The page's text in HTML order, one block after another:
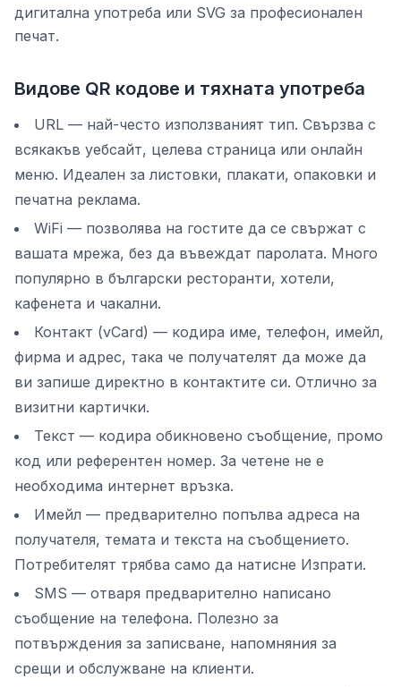
дигитална употреба или SVG за професионален
печат.
Видове QR кодове и тяхната употреба
URL — най-често използваният тип. Свързва с
всякакъв уебсайт, целева страница или онлайн
меню. Идеален за листовки, плакати, опаковки и
печатна реклама.
WiFi — позволява на гостите да се свържат с
вашата мрежа, без да въвеждат паролата. Много
популярно в български ресторанти, хотели,
кафенета и чакални.
Контакт (vCard) — кодира име, телефон, имейл,
фирма и адрес, така че получателят да може да
ви запише директно в контактите си. Отлично за
визитни картички.
Текст — кодира обикновено съобщение, промо
код или референтен номер. За четене не е
необходима интернет връзка.
Имейл — предварително попълва адреса на
получателя, темата и текста на съобщението.
Потребителят трябва само да натисне Изпрати.
SMS — отваря предварително написано
съобщение на телефона. Полезно за
потвърждения за записване, напомняния за
срещи и обслужване на клиенти.